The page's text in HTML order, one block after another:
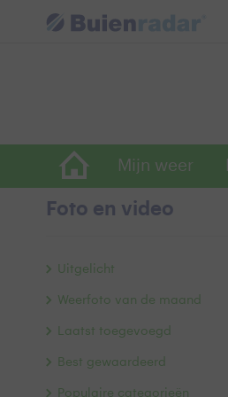
Mijn weer
Foto en video
Uitgelicht
Weerfoto van de maand
Laatst toegevoegd
Best gewaardeerd
Populaire categorieën